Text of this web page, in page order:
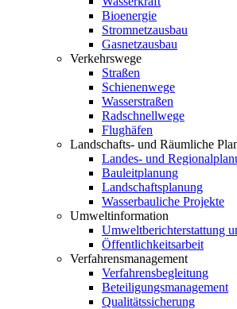
Bioenergie
Stromnetzausbau
Gasnetzausbau
Verkehrswege
Straßen
Schienenwege
Wasserstraßen
Radschnellwege
Flughäfen
Landschafts- und Räumliche
Landes- und
Bauleitplanung
Landschaftsplanung
Wasserbauliche Projekte
Umweltinformation
Umweltberichterstattung
Öffentlichkeitsarbeit
Verfahrensmanagement
Verfahrensbegleitung
Beteiligungsmanagement
Qualitätssicherung